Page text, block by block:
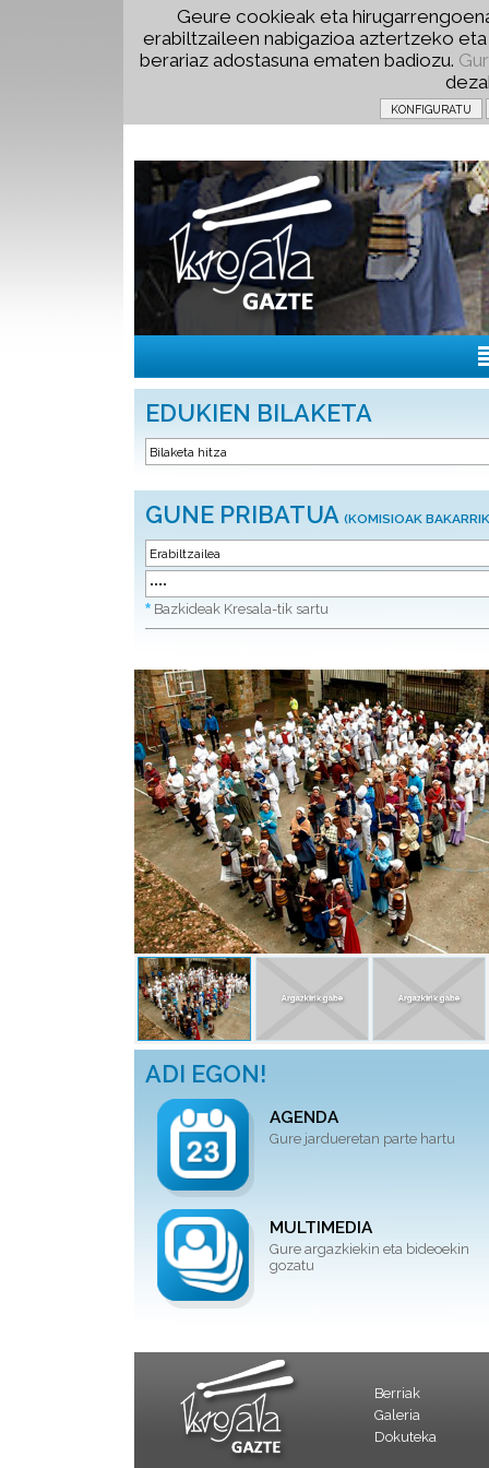
Geure cookieak eta
erabiltzaileen nabigazioa aztertzeko
berariaz adostasuna ematen badiozu.
EDUKIEN BILAKETA
GUNE PRIBATUA (KOMISIOAK
* Bazkideak Kresala-tik sartu
ADI EGON!
AGENDA
Gure jardueretan parte hartu
MULTIMEDIA
Gure argazkiekin eta bideoekin
gozatu
Berriak
Galeria
Dokuteka